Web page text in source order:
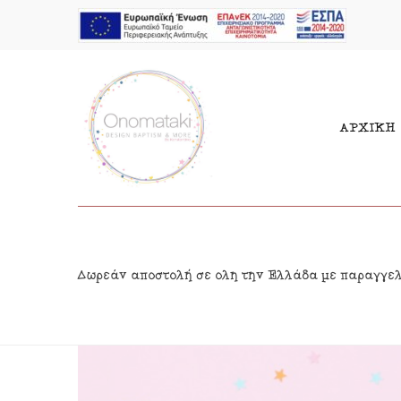
ΑΡΧΙΚΗ
Μπομπονιέρες Αγόρι
Προσκλητήρια Αγόρι
Προσκλητήρια Κορίτσι
Δωρεάν αποστολή σε όλη την Ελλάδα με